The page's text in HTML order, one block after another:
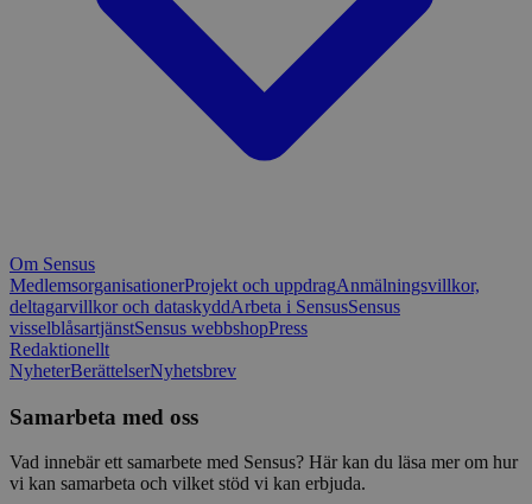
Om Sensus
MedlemsorganisationerProjekt och uppdragAnmälningsvillkor,
deltagarvillkor och dataskyddArbeta i SensusSensus
visselblåsartjänstSensus webbshopPress
Redaktionellt
NyheterBerättelserNyhetsbrev
Samarbeta med oss
Vad innebär ett samarbete med Sensus? Här kan du läsa mer om hur
vi kan samarbeta och vilket stöd vi kan erbjuda.